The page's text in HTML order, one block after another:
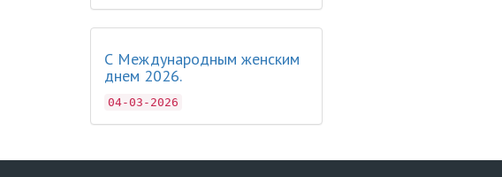
С Международным женским
днем 2026.
04-03-2026